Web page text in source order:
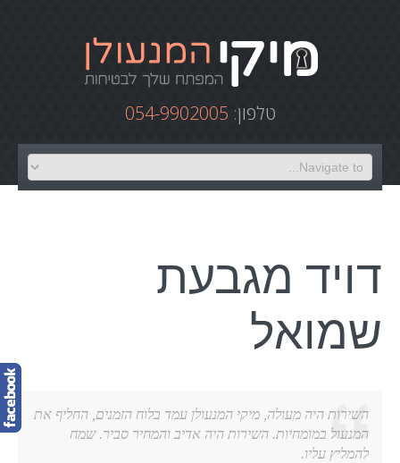
טלפון: 054-9902005
דויד מגבעת
שמואל
השירות היה מעולה מיקי המנעולן עמד בלוח הזמנים החליף את
המנעול במומחיות. השירות היה אדיב והמחיר סביר.שמח
להמליץ עליו.